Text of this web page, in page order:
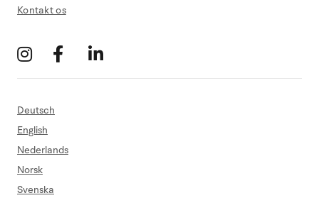
Kontakt os
Deutsch
English
Nederlands
Norsk
Svenska